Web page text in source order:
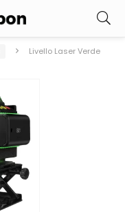
Livello Laser Verde